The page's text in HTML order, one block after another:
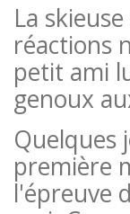
La
réactions
petit ami
genoux
Quelques
première
l'épreuve